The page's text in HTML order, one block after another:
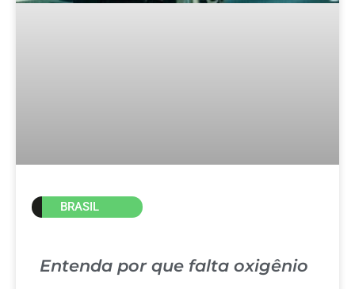
BRASIL
Entenda por que falta oxigênio